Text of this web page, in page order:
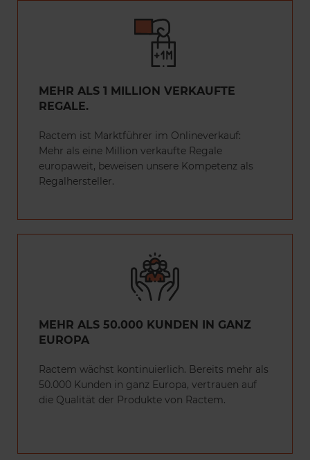
MEHR ALS 1 MILLION VERKAUFTE
REGALE.
Ractem ist Marktführer im Onlineverkauf:
Mehr als eine Million verkaufte Regale
europaweit, beweisen unsere Kompetenz als
Regalhersteller.
MEHR ALS 50.000 KUNDEN IN GANZ
EUROPA
Ractem wächst kontinuierlich. Bereits mehr als
50.000 Kunden in ganz Europa, vertrauen auf
die Qualität der Produkte von Ractem.